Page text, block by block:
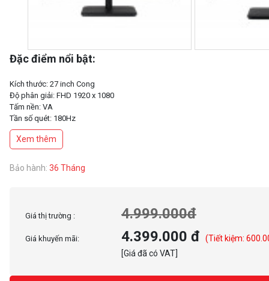
Đặc điểm nổi bật:
Kích thước: 27 inch Cong
Độ phân giải: FHD 1920 x 1080
Tấm nền: VA
Tần số quét: 180Hz
Thời gian phản hồi: 1ms
Tỉ lệ tương phản: 4000:1
Dải màu: 16.7 triệu màu
Độ sáng: 250cd/m2
Xem thêm
Bảo hành: 36 Tháng
Giá thị trường : 4.999.000đ
Giá khuyến mãi: 4.399.000 đ
(Tiết kiệm:
[Giá đã có VAT]